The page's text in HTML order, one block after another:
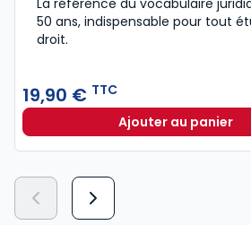
La référence du vocabulaire
50 ans, indispensable pour tout
droit.​
19,90 € TTC
Ajouter au panier
Lexique